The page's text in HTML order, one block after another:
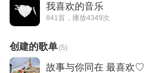
我喜欢的音乐
841首，播放4349次
创建的歌单(5)
故事与你同在 最喜欢♡